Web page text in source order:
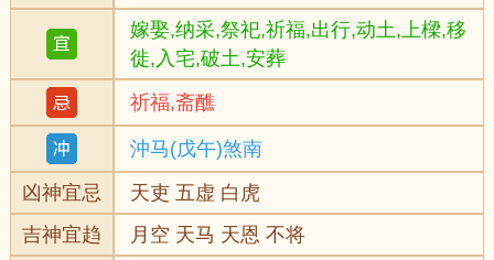
嫁娶,纳采,祭祀,祈福,出行,动土,上樑,移
徙,入宅,破土,安葬
祈福,斋醮
沖马(戊午)煞南
凶神宜忌
天吏 五虚 白虎
吉神宜趋
月空 天马 天恩 不将